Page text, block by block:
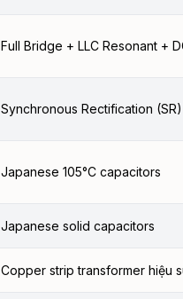
Full Bridge + LLC Resonant +
Synchronous Rectification (SR)
Japanese 105°C capacitors
Japanese solid capacitors
Copper strip transformer hiệu